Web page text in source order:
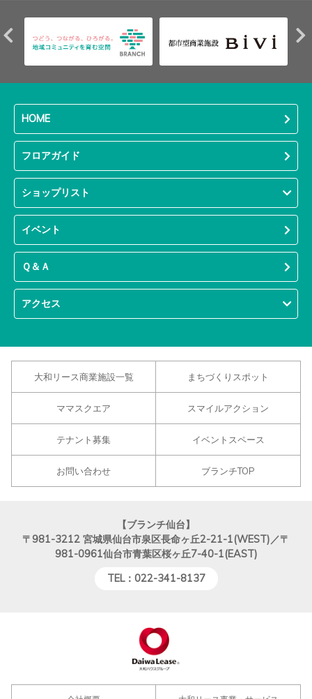
HOME
フロアガイド
ショップリスト
イベント
Ｑ＆Ａ
アクセス
大和リース商業施設一覧 まちづくりスポット
ママスクエア スマイルアクション
テナント募集 イベントスペース
お問い合わせ ブランチTOP
【ブランチ仙台】
〒981-3212 宮城県仙台市泉区長命ヶ丘2-21-1(WEST)／〒
981-0961仙台市青葉区桜ヶ丘7-40-1(EAST)
TEL：022-341-8137